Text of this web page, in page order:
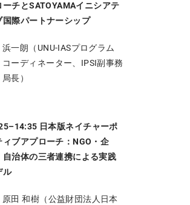
ーチとSATOYAMAイニシアテ
国際パートナーシップ
浜一朗（UNU-IASプログラム
コーディネーター、IPSI副事務
局長）
日本版ネイチャーポ
ィブアプローチ：NGO・企
自治体の三者連携による実践
ル
原田 和樹（公益財団法人日本